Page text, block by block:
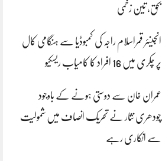
بحق، تین زخمی
انجینئر قمراسلام راجہ کی کمبوڈیا سے ہنگامی کال
پر چکری میں 16 افراد کا کامیاب ریسکیو
عمران خان سے دوستی ہونے کے باوجود
چودھری نثار نے تحریک انصاف میں شمولیت
سے انکاری رہے